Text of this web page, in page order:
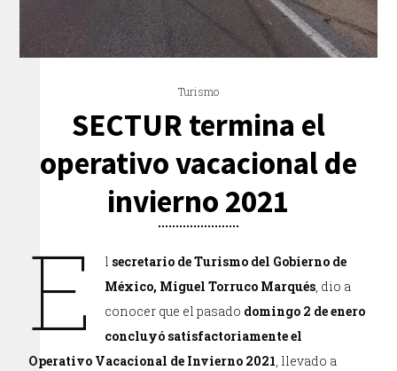
Turismo
SECTUR termina el
operativo vacacional de
invierno 2021
E l secretario de Turismo del Gobierno de
México, Miguel Torruco Marqués, dio a
conocer que el pasado domingo 2 de enero
concluyó satisfactoriamente el
Operativo Vacacional de Invierno 2021, llevado a